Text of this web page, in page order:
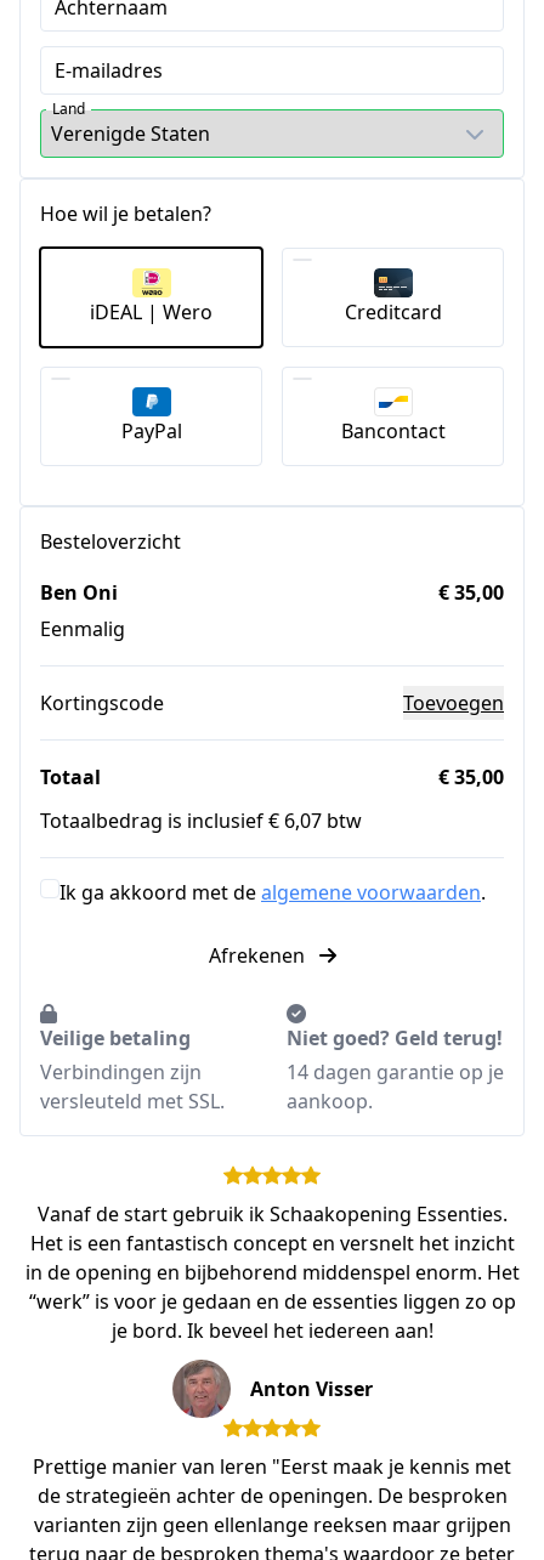
Achternaam
E-mailadres
Land
Hoe wil je betalen?
iDEAL | Wero Creditcard
PayPal Bancontact
Besteloverzicht
Ben Oni
Eenmalig
€ 35,00
Kortingscode Toevoegen
Totaal
€ 35,00
Totaalbedrag is inclusief € 6,07 btw
Ik ga akkoord met dealgemene voorwaarden.
Afrekenen
Veilige betaling
Verbindingen zijn
versleuteld met SSL.
Niet goed? Geld terug!
14 dagen garantie op je
aankoop.
Vanaf de start gebruik ik Schaakopening Essenties.
Het is een fantastisch concept en versnelt het inzicht
in de opening en bijbehorend middenspel enorm. Het
“werk” is voor je gedaan en de essenties liggen zo op
je bord. Ik beveel het iedereen aan!
Anton Visser
Prettige manier van leren "Eerst maak je kennis met
de strategieën achter de openingen. De besproken
varianten zijn geen ellenlange reeksen maar grijpen
terug naar de besproken thema's waardoor ze beter